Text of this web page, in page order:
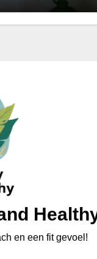
en een fit gevoel!